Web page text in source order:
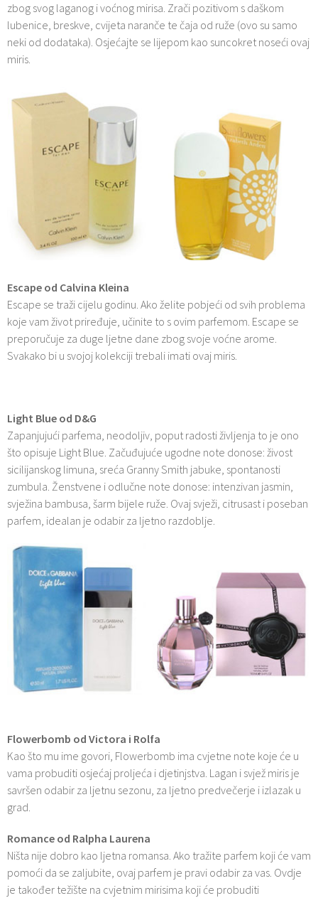
zbog svog laganog i voćnog mirisa. Zrači pozitivom s daškom
lubenice, breskve, cvijeta naranče te čaja od ruže (ovo su samo
neki od dodataka). Osjećajte se lijepom kao suncokret noseći ovaj
miris.
Escape od Calvina Kleina
Escape se traži cijelu godinu. Ako želite pobjeći od svih problema
koje vam život priređuje, učinite to s ovim parfemom. Escape se
preporučuje za duge ljetne dane zbog svoje voćne arome.
Svakako bi u svojoj kolekciji trebali imati ovaj miris.
Light Blue od D&G
Zapanjujući parfema, neodoljiv, poput radosti življenja to je ono
što opisuje Light Blue. Začuđujuće ugodne note donose: živost
sicilijanskog limuna, sreća Granny Smith jabuke, spontanosti
zumbula. Ženstvene i odlučne note donose: intenzivan jasmin,
svježina bambusa, šarm bijele ruže. Ovaj svježi, citrusast i poseban
parfem, idealan je odabir za ljetno razdoblje.
Flowerbomb od Victora i Rolfa
Kao što mu ime govori, Flowerbomb ima cvjetne note koje će u
vama probuditi osjećaj proljeća i djetinjstva. Lagan i svjež miris je
savršen odabir za ljetnu sezonu, za ljetno predvečerje i izlazak u
grad.
Romance od Ralpha Laurena
Ništa nije dobro kao ljetna romansa. Ako tražite parfem koji će vam
pomoći da se zaljubite, ovaj parfem je pravi odabir za vas. Ovdje
je također težište na cvjetnim mirisima koji će probuditi